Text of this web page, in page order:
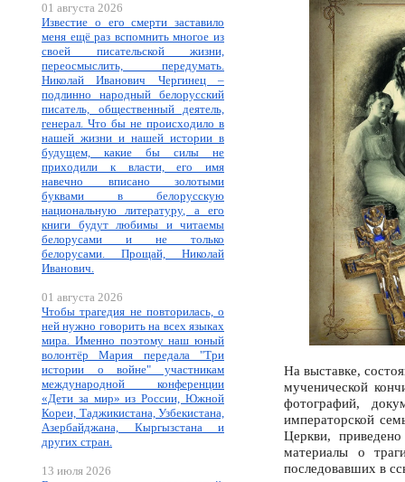
01 августа 2026
Известие о его смерти заставило
меня ещё раз вспомнить многое из
своей писательской жизни,
переосмыслить, передумать.
Николай Иванович Чергинец –
подлинно народный белорусский
писатель, общественный деятель,
генерал. Что бы не происходило в
нашей жизни и нашей истории в
будущем, какие бы силы не
приходили к власти, его имя
навечно вписано золотыми
буквами в белорусскую
национальную литературу, а его
книги будут любимы и читаемы
белорусами и не только
белорусами. Прощай, Николай
Иванович.
01 августа 2026
Чтобы трагедия не повторилась, о
ней нужно говорить на всех языках
мира. Именно поэтому наш юный
волонтёр Мария передала "Три
истории о войне" участникам
международной конференции
«Дети за мир» из России, Южной
Кореи, Таджикистана, Узбекистана,
Азербайджана, Кыргызстана и
других стран.
13 июля 2026
На выставке,
мученической
фотографий,
императорской
Церкви,
материалы о
последовавших в